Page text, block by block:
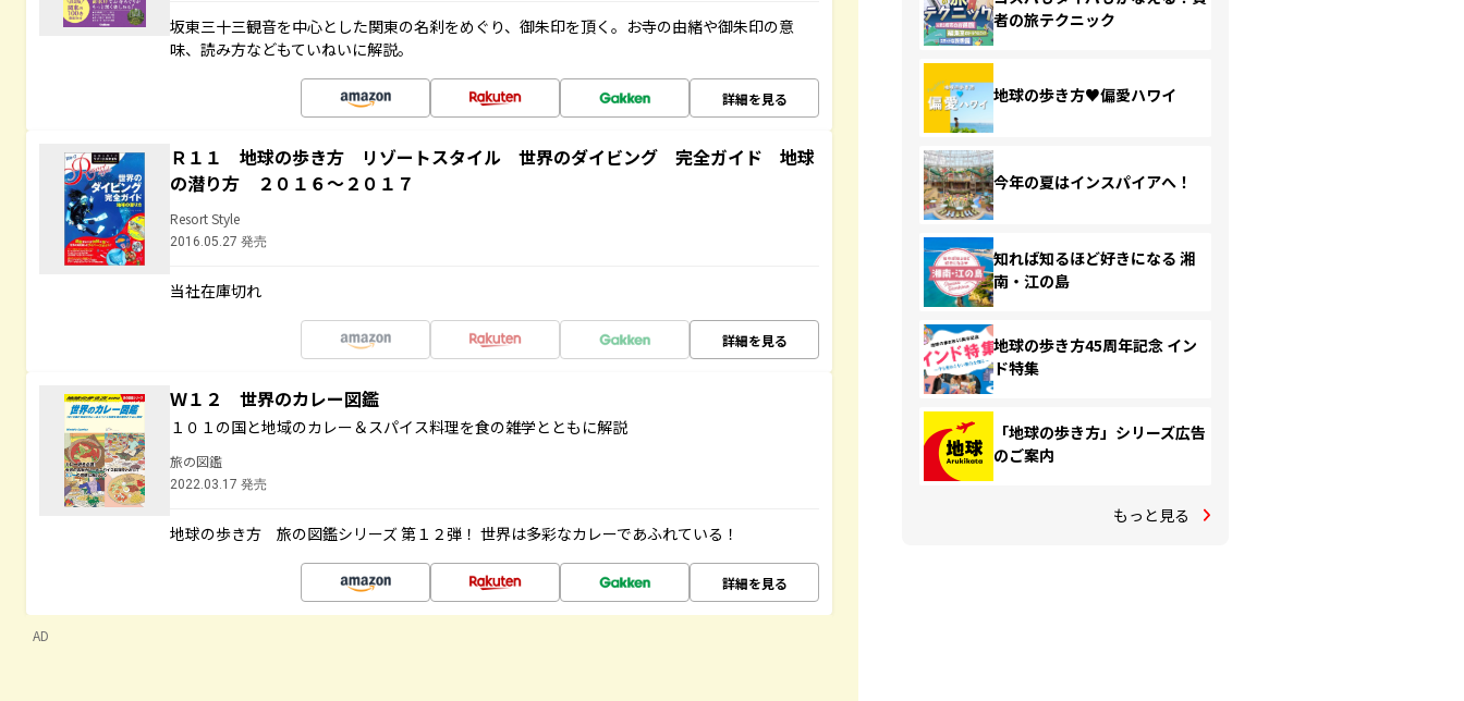
坂東三十三観音を中心とした関東の名刹をめぐり、御朱印を頂く。お寺の由緒や御朱印の意
味、読み方などもていねいに解説。
詳細を見る
Ｒ１１ 地球の歩き方 リゾートスタイル 世界のダイビング 完全ガイド 地球
の潜り方 ２０１６～２０１７
Resort Style
2016.05.27 発売
当社在庫切れ
詳細を見る
Ｗ１２ 世界のカレー図鑑
１０１の国と地域のカレー＆スパイス料理を食の雑学とともに解説
旅の図鑑
2022.03.17 発売
地球の歩き方 旅の図鑑シリーズ 第１２弾！ 世界は多彩なカレーであふれている！
詳細を見る
AD
者の旅テクニック
地球の歩き方♥偏愛ハワイ
今年の夏はインスパイアへ！
知れば知るほど好きになる 湘
南・江の島
地球の歩き方45周年記念 イン
ド特集
「地球の歩き方」シリーズ広告
のご案内
もっと見る